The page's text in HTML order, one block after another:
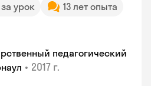
за урок
13 лет опыта
педагогический
• 2017 г.